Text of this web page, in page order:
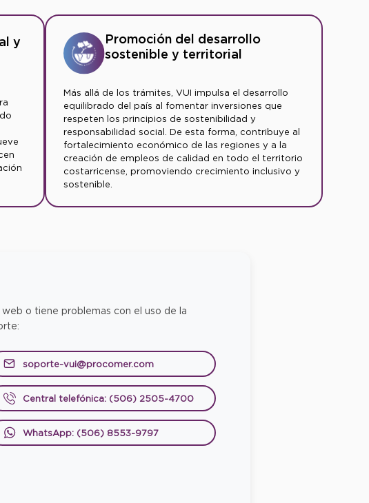
y
Promoción del desarrollo
sostenible y territorial
Más allá de los trámites, VUI impulsa el desarrollo
equilibrado del país al fomentar inversiones que
respeten los principios de sostenibilidad y
responsabilidad social. De esta forma, contribuye al
fortalecimiento económico de las regiones y a la
creación de empleos de calidad en todo el territorio
costarricense, promoviendo crecimiento inclusivo y
sostenible.
o tiene problemas con el uso de la
soporte-vui@procomer.com
Central telefónica: (506) 2505-4700
WhatsApp: (506) 8553-9797